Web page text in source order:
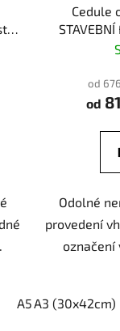
t
A5 (15x21cm)
Cedule
od
od
Odolné
provedení
označení
A3 (30x42cm)